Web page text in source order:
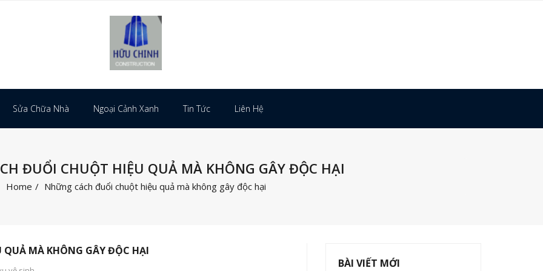
Sửa Chữa Nhà Ngoại Cảnh Xanh Tin Tức Liên Hệ
ĐUỔI CHUỘT HIỆU QUẢ MÀ KHÔNG GÂY ĐỘC HẠI
Home / Những cách đuổi chuột hiệu quả mà không gây độc hại
MÀ KHÔNG GÂY ĐỘC HẠI
BÀI VIẾT MỚI